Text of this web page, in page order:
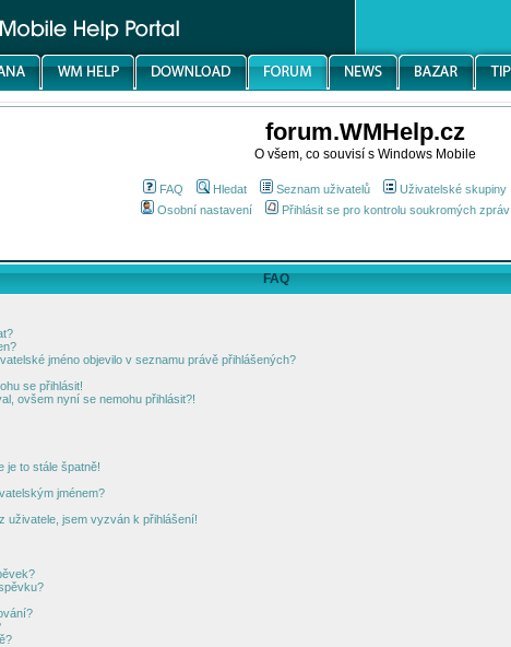
forum.WMHelp.cz
O všem, co souvisí s Windows Mobile
FAQ Hledat Seznam uživatelů Uživatelské skupiny
Osobní nastavení
Přihlásit se pro kontrolu soukromých zpráv
FAQ
jméno objevilo v seznamu právě přihlášených?
se přihlásit!
ovšem nyní se nemohu přihlásit?!
je to stále špatně!
jménem?
uživatele, jsem vyzván k přihlášení!